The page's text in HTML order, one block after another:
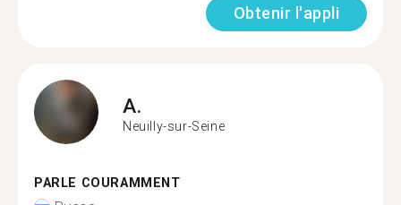
Obtenir l'appli
A.
Neuilly-sur-Seine
PARLE COURAMMENT